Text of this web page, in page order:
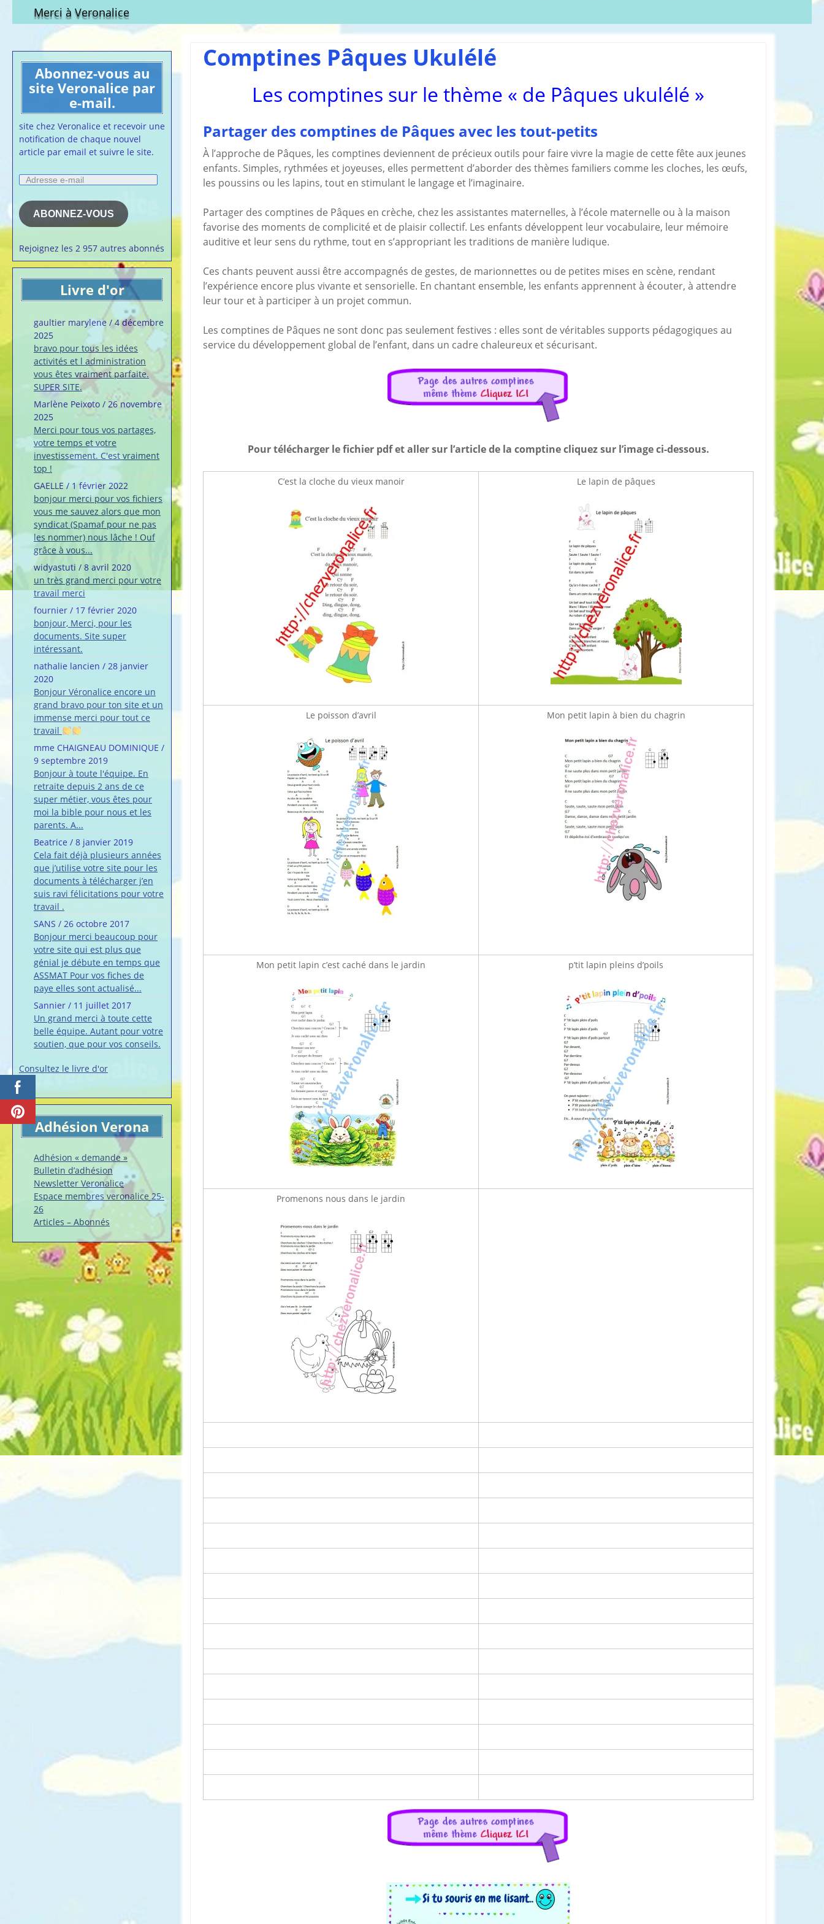
Qui est-elle ?
Adhésion demandes
S.M.I.C et Cotisations
Convention
Collective
Lettres Types
Projet d’accueil
calendrier des
Vaccination
Cartes de visites
nounou
Affiches de menu de
la semaine
Membres du site
Articles chez
veronalice
Comptines à gestes
ou pas
Tablatures Musiques
adultes
La Séparation
Les dents de bébé
transmission
La pédagogie
Montessori
Documents Enfants à
télécharger
Groupe de bricolage
Groupe
d’aménagement
Pinterest chez
Merci à Veronalice
Abonnez-vous au
site Veronalice par
e-mail.
site chez Veronalice et recevoir une
notification de chaque nouvel
article par email et suivre le site.
Adresse
mail
ABONNEZ-VOUS
Rejoignez les 2 957 autres abonnés
Livre d'or
gaultier marylene /4 décembre
2025
bravo pour tous les idées
activités et l administration
vous êtes vraiment parfaite.
SUPER SITE.
Marlène Peixoto / 26 novembre
2025
Merci pour tous vos partages,
votre temps et votre
investissement. C'est vraiment
top !
GAELLE/1 février 2022
bonjour merci pour vos fichiers
vous me sauvez alors que mon
syndicat (Spamaf pour ne pas
les nommer) nous lâche ! Ouf
grâce à vous...
widyastuti / 8 avril 2020
un très grand merci pour votre
travail merci
fournier / 17 février 2020
bonjour, Merci, pour les
documents. Site super
intéressant.
nathalie lancien / 28 janvier
2020
Bonjour Véronalice encore un
grand bravo pour ton site et un
immense merci pour tout ce
travail
mme CHAIGNEAU DOMINIQUE /
9 septembre 2019
Bonjour à toute l'équipe. En
retraite depuis 2 ans de ce
super métier, vous êtes pour
moi la bible pour nous et les
parents. A...
Beatrice / 8 janvier 2019
Cela fait déjà plusieurs années
que j’utilise votre site pour les
documents à télécharger j’en
suis ravi félicitations pour votre
travail .
SANS / 26 octobre 2017
Bonjour merci beaucoup pour
votre site qui est plus que
génial je débute en temps que
ASSMAT Pour vos fiches de
paye elles sont actualisé...
Sannier / 11 juillet 2017
Un grand merci à toute cette
belle équipe. Autant pour votre
soutien, que pour vos conseils.
Consultez le livre d'or
Adhésion Verona
Adhésion « demande »
Bulletin d’adhésion
Newsletter Veronalice
Espace membres veronalice 25-
26
Articles – Abonnés
Comptines Pâques Ukulélé
Les comptines sur le thème « de Pâques ukulélé »
Partager des comptines de Pâques avec les tout-petits
À l’approche de Pâques, les comptines deviennent de précieux outils pour faire vivre la magie de cette fête aux jeunes
enfants. Simples, rythmées et joyeuses, elles permettent d’aborder des thèmes familiers comme les cloches, les œufs,
les poussins ou les lapins, tout en stimulant le langage et l’imaginaire.
Partager des comptines de Pâques en crèche, chez les assistantes maternelles, à l’école maternelle ou à la maison
favorise des moments de complicité et de plaisir collectif. Les enfants développent leur vocabulaire, leur mémoire
auditive et leur sens du rythme, tout en s’appropriant les traditions de manière ludique.
Ces chants peuvent aussi être accompagnés de gestes, de marionnettes ou de petites mises en scène, rendant
l’expérience encore plus vivante et sensorielle. En chantant ensemble, les enfants apprennent à écouter, à attendre
leur tour et à participer à un projet commun.
Les comptines de Pâques ne sont donc pas seulement festives : elles sont de véritables supports pédagogiques au
service du développement global de l’enfant, dans un cadre chaleureux et sécurisant.
Pour télécharger le fichier pdf et aller sur l’article de la comptine cliquez sur l’image ci-dessous.
C’est la cloche du vieux manoir Le lapin de pâques
Le poisson d’avril Mon petit lapin à bien du chagrin
Mon petit lapin c’est caché dans le jardin p’tit lapin pleins d’poils
Promenons nous dans le jardin